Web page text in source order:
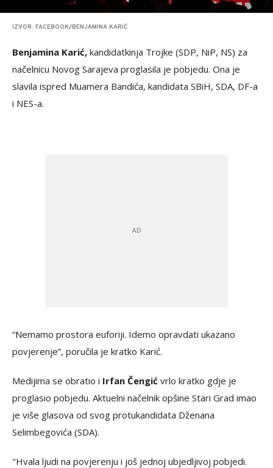
IZVOR: FACEBOOK/BENJAMINA KARIĆ
Benjamina Karić, kandidatkinja Trojke (SDP, NiP, NS) za
načelnicu Novog Sarajeva proglasila je pobjedu. Ona je
slavila ispred Muamera Bandića, kandidata SBiH, SDA, DF-a
i NES-a.
“Nemamo prostora euforiji. Idemo opravdati ukazano
povjerenje”, poručila je kratko Karić.
Medijima se obratio i Irfan Čengić vrlo kratko gdje je
proglasio pobjedu. Aktuelni načelnik opšine Stari Grad imao
je više glasova od svog protukandidata Dženana
Selimbegovića (SDA).
"Hvala ljudi na povjerenju i još jednoj ubjedljivoj pobjedi.